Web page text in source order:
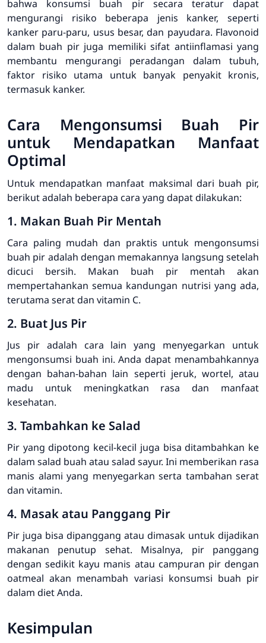
bahwa konsumsi buah pir secara teratur dapat
mengurangi risiko beberapa jenis kanker, seperti
kanker paru-paru, usus besar, dan payudara. Flavonoid
dalam buah pir juga memiliki sifat antiinflamasi yang
membantu mengurangi peradangan dalam tubuh,
faktor risiko utama untuk banyak penyakit kronis,
termasuk kanker.
Cara Mengonsumsi Buah Pir
untuk Mendapatkan Manfaat
Optimal
Untuk mendapatkan manfaat maksimal dari buah pir,
berikut adalah beberapa cara yang dapat dilakukan:
1. Makan Buah Pir Mentah
Cara paling mudah dan praktis untuk mengonsumsi
buah pir adalah dengan memakannya langsung setelah
dicuci bersih. Makan buah pir mentah akan
mempertahankan semua kandungan nutrisi yang ada,
terutama serat dan vitamin C.
2. Buat Jus Pir
Jus pir adalah cara lain yang menyegarkan untuk
mengonsumsi buah ini. Anda dapat menambahkannya
dengan bahan-bahan lain seperti jeruk, wortel, atau
madu untuk meningkatkan rasa dan manfaat
kesehatan.
3. Tambahkan ke Salad
Pir yang dipotong kecil-kecil juga bisa ditambahkan ke
dalam salad buah atau salad sayur. Ini memberikan rasa
manis alami yang menyegarkan serta tambahan serat
dan vitamin.
4. Masak atau Panggang Pir
Pir juga bisa dipanggang atau dimasak untuk dijadikan
makanan penutup sehat. Misalnya, pir panggang
dengan sedikit kayu manis atau campuran pir dengan
oatmeal akan menambah variasi konsumsi buah pir
dalam diet Anda.
Kesimpulan